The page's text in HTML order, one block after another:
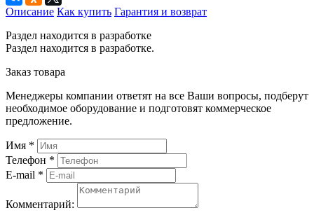
Описание Как купить Гарантия и возврат
Раздел находится в разработке
Раздел находится в разработке.
Заказ товара
Менеджеры компании ответят на все Ваши вопросы, подберут
необходимое оборудование и подготовят коммерческое
предложение.
Имя *
Телефон *
E-mail *
Комментарий: